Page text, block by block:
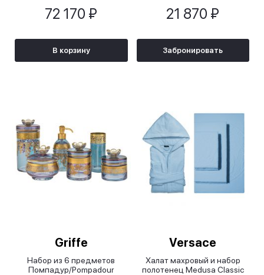
72 170 ₽
В корзину
21 870 ₽
Забронировать
Griffe
Набор из 6 предметов
Помпадур/Pompadour
Versace
Халат махровый и набор
полотенец Medusa Classic